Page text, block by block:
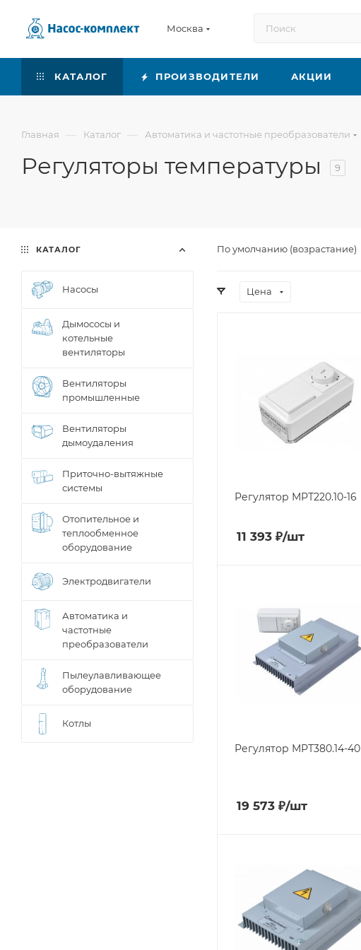
Москва
КАТАЛОГ ПРОИЗВОДИТЕЛИ АКЦИИ
Главная — Каталог — Автоматика и частотные преобразователи
Регуляторы температуры 9
По умолчанию (возрастание)
Цена
Регулятор МРТ220.10-16
11 393 ₽/шт
Регулятор МРТ380.14-40
19 573 ₽/шт
КАТАЛОГ
Насосы
Дымососы и
котельные
вентиляторы
Вентиляторы
промышленные
Вентиляторы
дымоудаления
Приточно-вытяжные
системы
Отопительное и
теплообменное
оборудование
Электродвигатели
Автоматика и
частотные
преобразователи
Пылеулавливающее
оборудование
Котлы